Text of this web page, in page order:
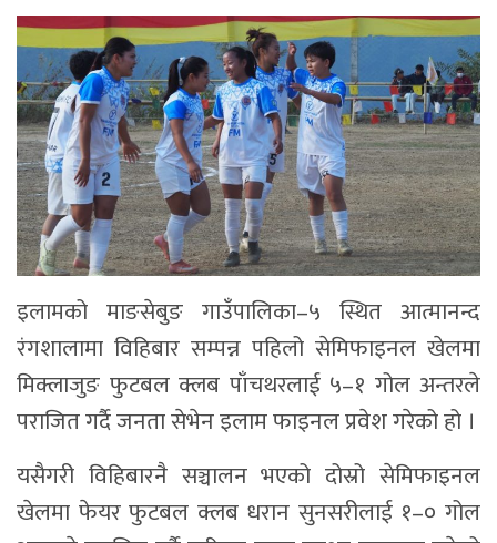
इलामको माङसेबुङ गाउँपालिका–५ स्थित आत्मानन्द
रंगशालामा विहिबार सम्पन्न पहिलो सेमिफाइनल खेलमा
मिक्लाजुङ फुटबल क्लब पाँचथरलाई ५–१ गोल अन्तरले
पराजित गर्दै जनता सेभेन इलाम फाइनल प्रवेश गरेको हो ।
यसैगरी विहिबारनै सञ्चालन भएको दोस्रो सेमिफाइनल
खेलमा फेयर फुटबल क्लब धरान सुनसरीलाई १–० गोल